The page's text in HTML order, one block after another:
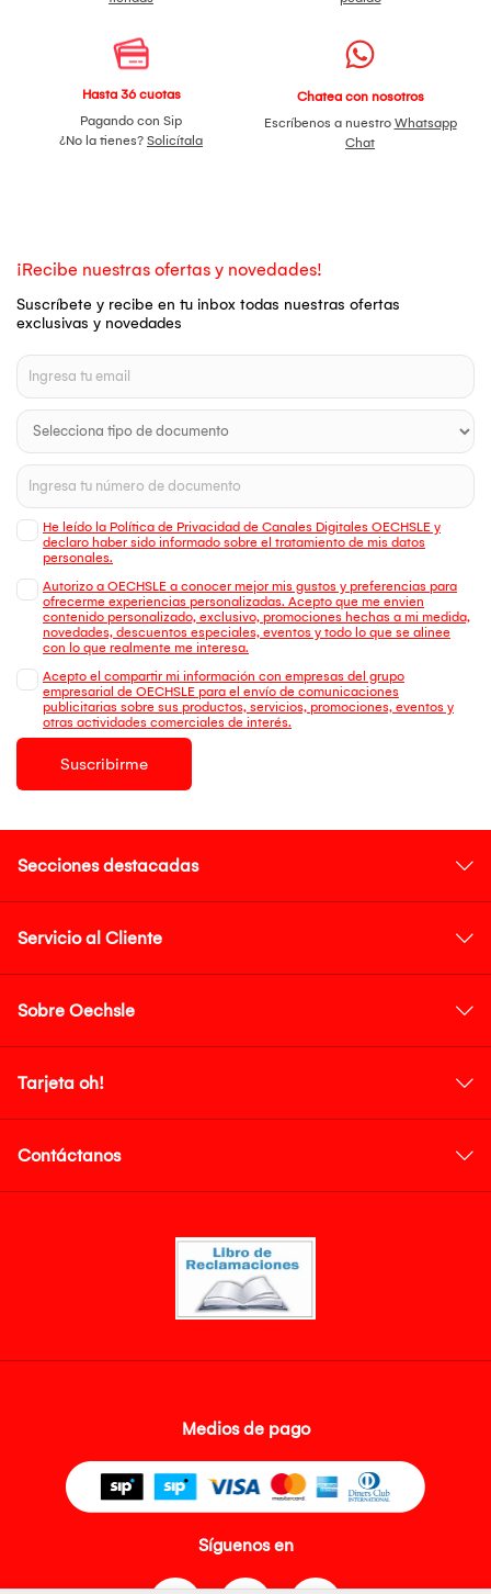
Hasta 36 cuotas
Pagando con Sip
¿No la tienes? Solicítala
Chatea con nosotros
Escríbenos a nuestro Whatsapp
Chat
¡Recibe nuestras ofertas y novedades!
Suscríbete y recibe en tu inbox todas nuestras ofertas
exclusivas y novedades
He leído la Política de Privacidad de Canales Digitales OECHSLE y
declaro haber sido informado sobre el tratamiento de mis datos
personales.
Autorizo a OECHSLE a conocer mejor mis gustos y preferencias para
ofrecerme experiencias personalizadas. Acepto que me envien
contenido personalizado, exclusivo, promociones hechas a mi medida,
novedades, descuentos especiales, eventos y todo lo que se alinee
con lo que realmente me interesa.
Acepto el compartir mi información con empresas del grupo
empresarial de OECHSLE para el envío de comunicaciones
publicitarias sobre sus productos, servicios, promociones, eventos y
otras actividades comerciales de interés.
Suscribirme
Secciones destacadas
Servicio al Cliente
Sobre Oechsle
Tarjeta oh!
Contáctanos
Medios de pago
Síguenos en